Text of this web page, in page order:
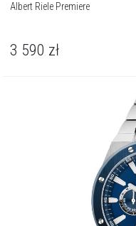
Albert Riele Premiere
3 590 zł